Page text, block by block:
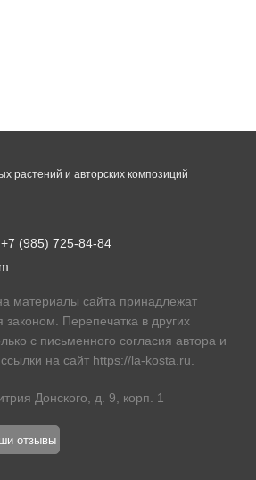
+7 (985) 725-84-84
материалы сайта принадлежат
Перепечатка в других
с письменного согласия автора и
на сайт https://la-kosta.ru
Донского, д. 9, корп. 1
отзывы